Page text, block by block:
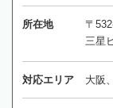
所在地
〒
三星
対応エリア 大阪